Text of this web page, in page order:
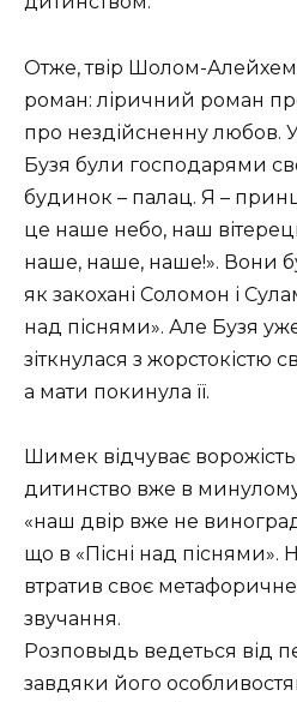
Отже, твір Шолом-
роман: ліричний роман
про нездійсненну любов.
Бузя були господарями
будинок – палац. Я –
це наше небо, наш
наше, наше, наше!». Вони
як закохані Соломон і
над піснями». Але Бузя
зіткнулася з жорстокістю
а мати покинула її.
Шимек відчуває ворожість
дитинство вже в
«наш двір вже не
що в «Пісні над піснями».
втратив своє
звучання.
Розповыдь ведеться від
завдяки його